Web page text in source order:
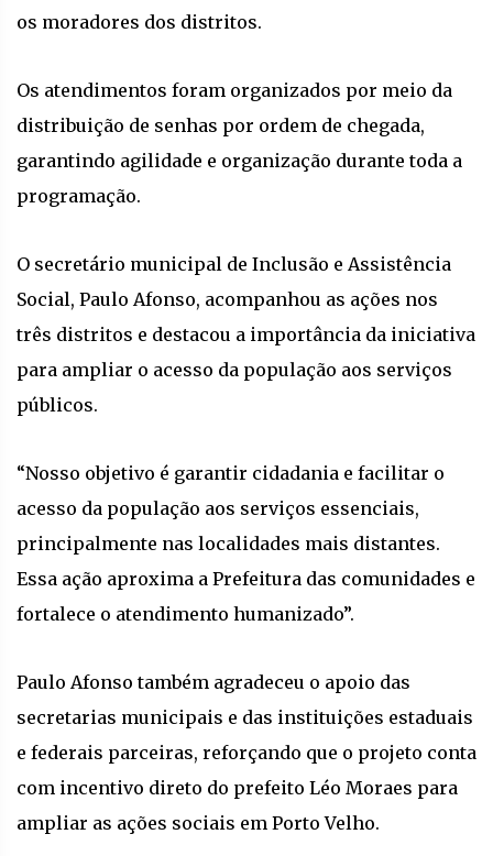
os moradores dos distritos.
Os atendimentos foram organizados por meio da
distribuição de senhas por ordem de chegada,
garantindo agilidade e organização durante toda a
programação.
O secretário municipal de Inclusão e Assistência
Social, Paulo Afonso, acompanhou as ações nos
três distritos e destacou a importância da iniciativa
para ampliar o acesso da população aos serviços
públicos.
“Nosso objetivo é garantir cidadania e facilitar o
acesso da população aos serviços essenciais,
principalmente nas localidades mais distantes.
Essa ação aproxima a Prefeitura das comunidades e
fortalece o atendimento humanizado”.
Paulo Afonso também agradeceu o apoio das
secretarias municipais e das instituições estaduais
e federais parceiras, reforçando que o projeto conta
com incentivo direto do prefeito Léo Moraes para
ampliar as ações sociais em Porto Velho.